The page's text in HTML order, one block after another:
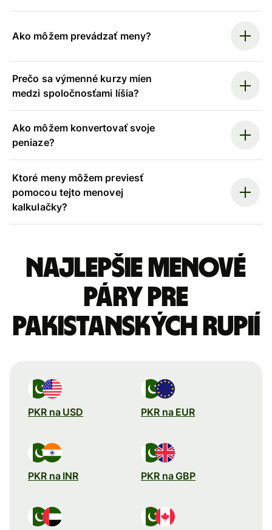
Ako môžem prevádzať meny?
Prečo sa výmenné kurzy mien
medzi spoločnosťami líšia?
Ako môžem konvertovať svoje
peniaze?
Ktoré meny môžem previesť
pomocou tejto menovej
kalkulačky?
Najlepšie menové
páry pre
Pakistanských rupií
PKR na USD PKR na EUR
PKR na INR PKR na GBP